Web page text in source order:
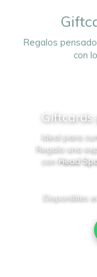
Regalos
con
Giftcards
Ideal para
Regala una
conHead
Disponibles